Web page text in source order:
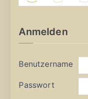
Anmelden
Benutzername
Passwort